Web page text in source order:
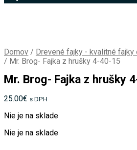
Domov / Drevené fajky - kvalitné fajky
/ Mr. Brog- Fajka z hrušky 4-40-15
Mr. Brog- Fajka z hrušky
25.00€ s DPH
Nie je na sklade
Nie je na sklade